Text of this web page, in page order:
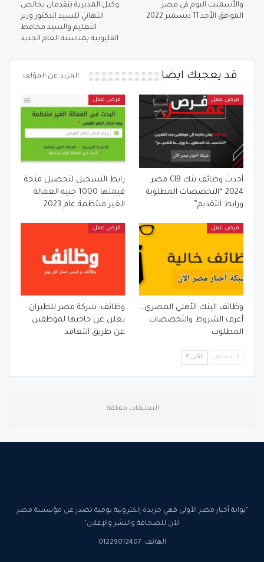
والأسمنت اليوم في مصر
الموافق الأحد 11 ديسمبر 2022
وكيل المديرية يتقدمان بخالص
التهاني للسيد الدكتور وزير
التعليم والسيد محافظ
القليوبية بمناسبة العام الجديد
قد يعجبك ايضا المزيد عن المؤلف
فرص عمل
أحدث وظائف بنك CIB مصر
2024 “التخصصات المطلوبة
ورابط التقديم”
فرص عمل
رابط التسجيل لتحصيل منحة
قيمتها 1000 جنيه العمالة
الغير منتظمة عام 2023
فرص عمل
وظائف البنك الأهلي المصري..
أعرف الشروط والتخصصات
المطلوب
فرص عمل
وظائف: شركة مصر للطيران
تعلن عن حاجتها لموظفين
عن طريق التعاقد
السابق التالي
التعليقات مغلقة.
"بوابة أخبار مصر الأولى فهي جريدة إلكترونية يومية تصدر عن مؤسسة مصر
الآن للصحافة والنشر والإعلان"
الهاتف: 01229012407